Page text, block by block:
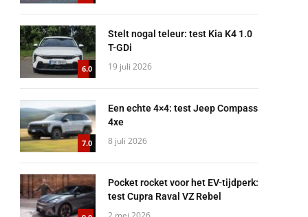
6.0
Stelt nogal teleur: test Kia K4 1.0
T-GDi
19 juli 2026
7.0
Een echte 4×4: test Jeep Compass
4xe
8 juli 2026
Pocket rocket voor het EV-tijdperk:
test Cupra Raval VZ Rebel